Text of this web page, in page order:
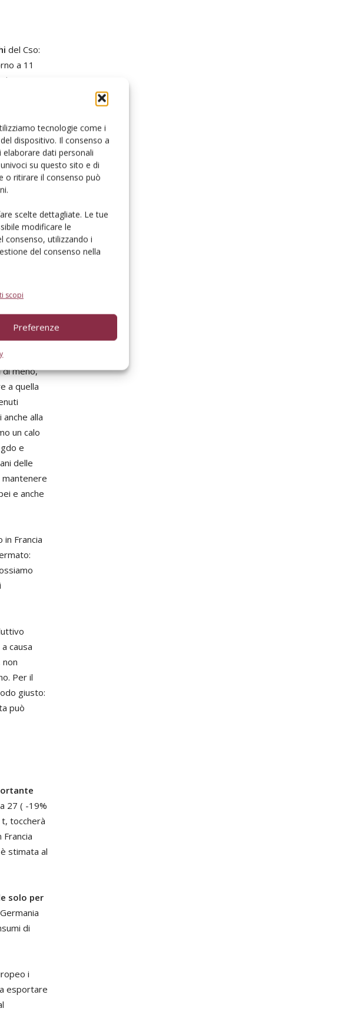
tecnologie come i
dispositivo. Il consenso a
dati personali
su questo sito e di
o ritirare il consenso può
scelte dettagliate. Le tue
modificare le
consenso, utilizzando i
del consenso nella
scopi
Preferenze
del Cso:
a 11
nel
è
che ha
a causa in
«È
anche
(Russia
che le
di meno,
a quella
alla
un calo
e
delle
e anche
in Francia
causa
Per il
giusto:
può
27 ( -19%
toccherà
stimata al
solo per
di
i
esportare